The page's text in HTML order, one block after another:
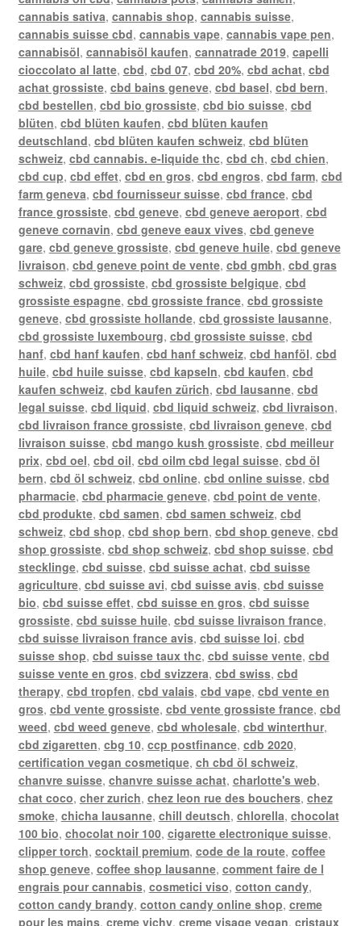
cannabis sativa, cannabis shop, cannabis suisse,
cannabis suisse cbd, cannabis vape, cannabis vape pen,
cannabisöl, cannabisöl kaufen, cannatrade 2019, capelli
cioccolato al latte, cbd, cbd 07, cbd 20%, cbd achat, cbd
achat grossiste, cbd bains geneve, cbd basel, cbd bern,
cbd bestellen, cbd bio grossiste, cbd bio suisse, cbd
blüten, cbd blüten kaufen, cbd blüten kaufen
deutschland, cbd blüten kaufen schweiz, cbd blüten
schweiz, cbd cannabis. e-liquide thc, cbd ch, cbd chien,
cbd cup, cbd effet, cbd en gros, cbd engros, cbd farm, cbd
farm geneva, cbd fournisseur suisse, cbd france, cbd
france grossiste, cbd geneve, cbd geneve aeroport, cbd
geneve cornavin, cbd geneve eaux vives, cbd geneve
gare, cbd geneve grossiste, cbd geneve huile, cbd geneve
livraison, cbd geneve point de vente, cbd gmbh, cbd gras
schweiz, cbd grossiste, cbd grossiste belgique, cbd
grossiste espagne, cbd grossiste france, cbd grossiste
geneve, cbd grossiste hollande, cbd grossiste lausanne,
cbd grossiste luxembourg, cbd grossiste suisse, cbd
hanf, cbd hanf kaufen, cbd hanf schweiz, cbd hanföl, cbd
huile, cbd huile suisse, cbd kapseln, cbd kaufen, cbd
kaufen schweiz, cbd kaufen zürich, cbd lausanne, cbd
legal suisse, cbd liquid, cbd liquid schweiz, cbd livraison,
cbd livraison france grossiste, cbd livraison geneve, cbd
livraison suisse, cbd mango kush grossiste, cbd meilleur
prix, cbd oel, cbd oil, cbd oilm cbd legal suisse, cbd öl
bern, cbd öl schweiz, cbd online, cbd online suisse, cbd
pharmacie, cbd pharmacie geneve, cbd point de vente,
cbd produkte, cbd samen, cbd samen schweiz, cbd
schweiz, cbd shop, cbd shop bern, cbd shop geneve, cbd
shop grossiste, cbd shop schweiz, cbd shop suisse, cbd
stecklinge, cbd suisse, cbd suisse achat, cbd suisse
agriculture, cbd suisse avi, cbd suisse avis, cbd suisse
bio, cbd suisse effet, cbd suisse en gros, cbd suisse
grossiste, cbd suisse huile, cbd suisse livraison france,
cbd suisse livraison france avis, cbd suisse loi, cbd
suisse shop, cbd suisse taux thc, cbd suisse vente, cbd
suisse vente en gros, cbd svizzera, cbd swiss, cbd
therapy, cbd tropfen, cbd valais, cbd vape, cbd vente en
gros, cbd vente grossiste, cbd vente grossiste france, cbd
weed, cbd weed geneve, cbd wholesale, cbd winterthur,
cbd zigaretten, cbg 10, ccp postfinance, cdb 2020,
certification vegan cosmetique, ch cbd öl schweiz,
chanvre suisse, chanvre suisse achat, charlotte's web,
chat coco, cher zurich, chez leon rue des bouchers, chez
smoke, chicha lausanne, chill deutsch, chlorella, chocolat
100 bio, chocolat noir 100, cigarette electronique suisse,
clipper torch, cocktail premium, code de la route, coffee
shop geneve, coffee shop lausanne, comment faire de l
engrais pour cannabis, cosmetici viso, cotton candy,
cotton candy brandy, cotton candy online shop, creme
pour les mains, creme vichy, creme visage vegan, cristaux